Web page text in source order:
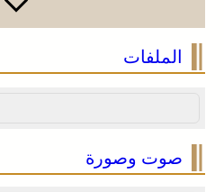
الملفات
صوت وصورة